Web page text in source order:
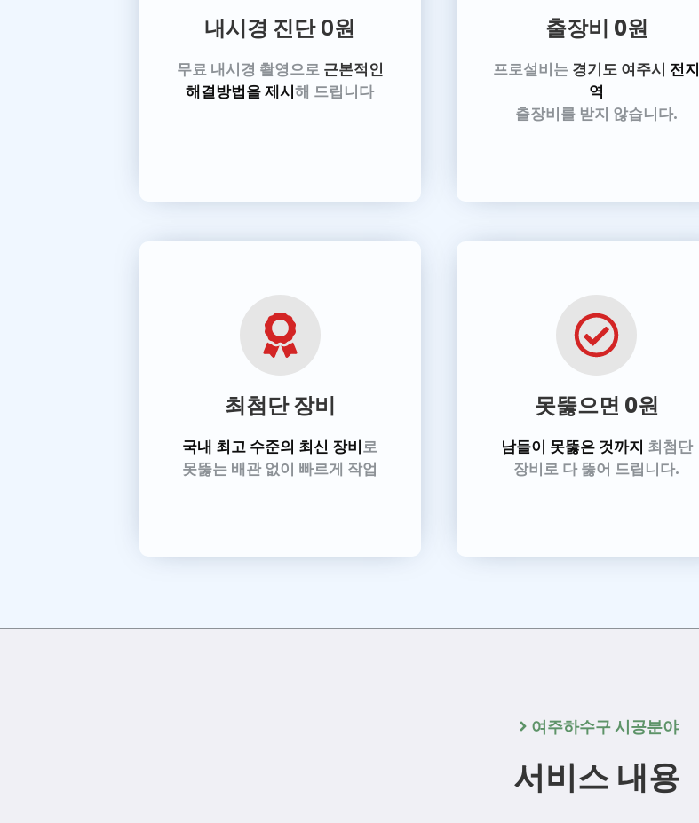
내시경 진단0원
무료 내시경 촬영으로 근본적인
해결방법을 제시해 드립니다
출장비 0원
프로설비는 경기도 여주시 전지
역
출장비를 받지 않습니다.
최첨단 장비
국내 최고 수준의 최신 장비로
못뚫는 배관 없이 빠르게 작업
못뚫으면 0원
남들이 못뚫은 것까지 최첨단
장비로 다 뚫어 드립니다.
여주하수구 시공분야
서비스 내용